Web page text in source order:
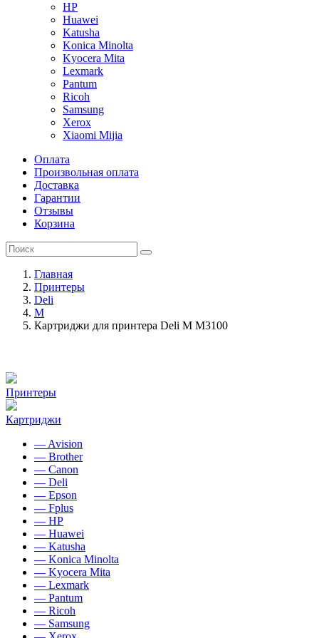
HP
Huawei
Katusha
Konica Minolta
Kyocera Mita
Lexmark
Pantum
Ricoh
Samsung
Xerox
Xiaomi Mijia
Оплата
Произвольная оплата
Доставка
Гарантии
Отзывы
Корзина
Главная
Принтеры
Deli
M
Картриджи для принтера Deli M M3100
Принтеры
Картриджи
— Avision
— Brother
— Canon
— Deli
— Epson
— Fplus
— HP
— Huawei
— Katusha
— Konica Minolta
— Kyocera Mita
— Lexmark
— Pantum
— Ricoh
— Samsung